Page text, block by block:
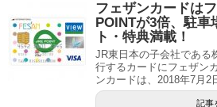
フェザンカードは
POINTが3倍、駐車
ト・特典満載！
JR東日本の子会社である
行するカードにフェザン
ンカードは、2018年7月2
記事